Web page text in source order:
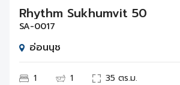
Rhythm Sukhumvit 50
SA-0017
อ่อนนุช
1 1 35 ตร.ม.